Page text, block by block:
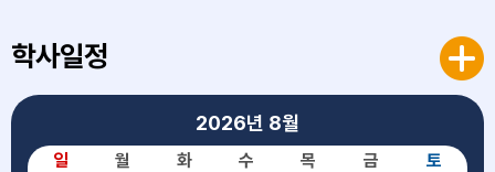
초코첵스&우유 (2.5.6)
중식
학사일정
2026년 8월
일 월 화 수 목 금
토